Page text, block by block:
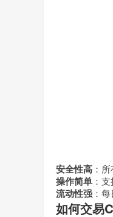
安全性高 ：
操作简单 ：
流动性强 ：
如何交易